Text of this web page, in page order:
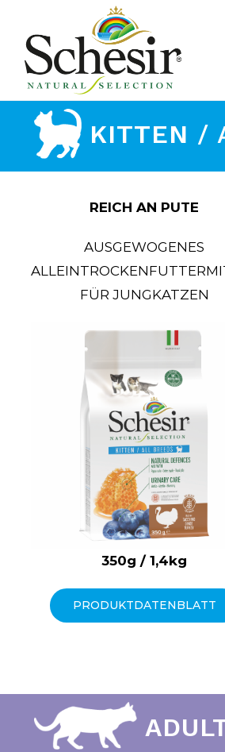
content
KITTEN /
REICH AN PUTE
AUSGEWOGENES
FÜR JUNGKATZEN
350g / 1,4kg
PRODUKTDATENBLATT